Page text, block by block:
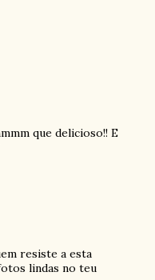
que delicioso!! E
resiste a esta
lindas no teu